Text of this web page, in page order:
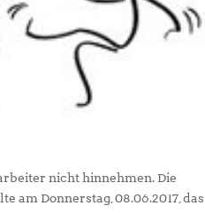
nicht hinnehmen. Die
am Donnerstag, 08.06.2017, das